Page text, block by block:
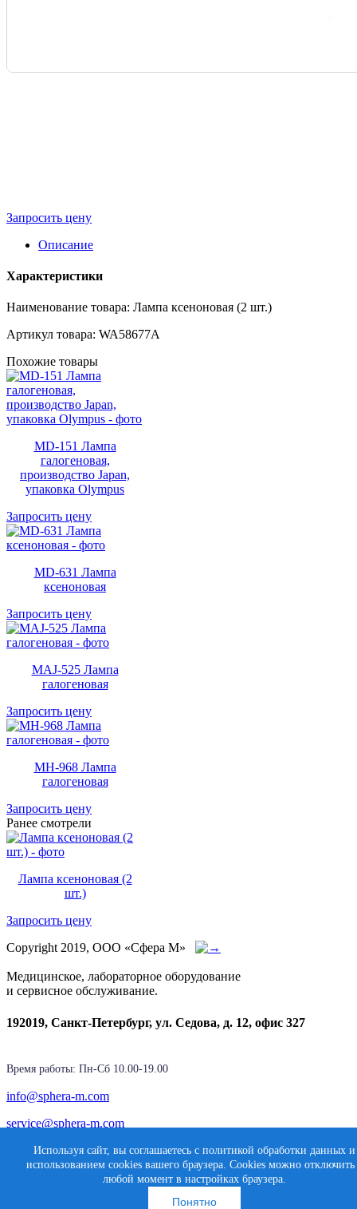
Используя сайт, вы соглашаетесь с политикой обработки данных и
использованием cookies вашего браузера. Cookies можно отключить
любой момент в настройках браузера.
Понятно
Запросить цену
Описание
Характеристики
Наименование товара: Лампа ксеноновая (2 шт.)
Артикул товара: WA58677A
Похожие товары
MD-151 Лампа
галогеновая,
производство Japan,
упаковка Olympus
Запросить цену
MD-631 Лампа
ксеноновая
Запросить цену
MAJ-525 Лампа
галогеновая
Запросить цену
MH-968 Лампа
галогеновая
Запросить цену
Ранее смотрели
Лампа ксеноновая (2
шт.)
Запросить цену
Copyright 2019, ООО «Сфера М»
Медицинское, лабораторное оборудование
и сервисное обслуживание.
192019, Санкт-Петербург, ул. Седова, д. 12, офис 327
Время работы: Пн-Cб 10.00-19.00
info@sphera-m.com
service@sphera-m.com
Создание сайта